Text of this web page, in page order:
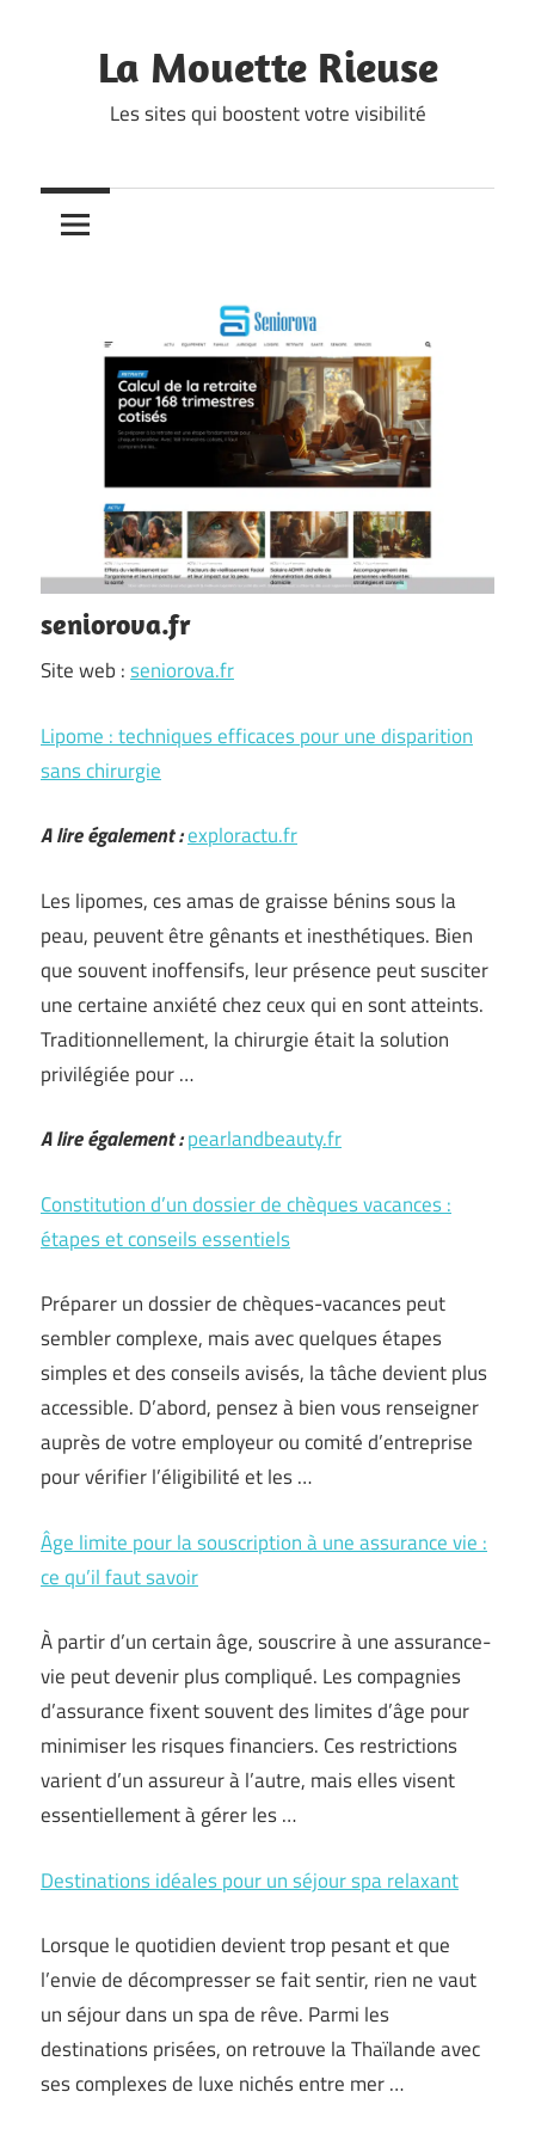
contentLa Mouette Rieuse
Les sites qui boostent votre visibilité
seniorova.fr
Site web :seniorova.fr
Lipome : techniques efficaces pour une disparition
sans chirurgie
A lire également :exploractu.fr
Les lipomes, ces amas de graisse bénins sous la
peau, peuvent être gênants et inesthétiques. Bien
que souvent inoffensifs, leur présence peut susciter
une certaine anxiété chez ceux qui en sont atteints.
Traditionnellement, la chirurgie était la solution
privilégiée pour …
A lire également :pearlandbeauty.fr
Constitution d’un dossier de chèques vacances :
étapes et conseils essentiels
Préparer un dossier de chèques-vacances peut
sembler complexe, mais avec quelques étapes
simples et des conseils avisés, la tâche devient plus
accessible. D’abord, pensez à bien vous renseigner
auprès de votre employeur ou comité d’entreprise
pour vérifier l’éligibilité et les …
Âge limite pour la souscription à une assurance vie :
ce qu’il faut savoir
À partir d’un certain âge, souscrire à une assurance-
vie peut devenir plus compliqué. Les compagnies
d’assurance fixent souvent des limites d’âge pour
minimiser les risques financiers. Ces restrictions
varient d’un assureur à l’autre, mais elles visent
essentiellement à gérer les …
Destinations idéales pour un séjour spa relaxant
Lorsque le quotidien devient trop pesant et que
l’envie de décompresser se fait sentir, rien ne vaut
un séjour dans un spa de rêve. Parmi les
destinations prisées, on retrouve la Thaïlande avec
ses complexes de luxe nichés entre mer …